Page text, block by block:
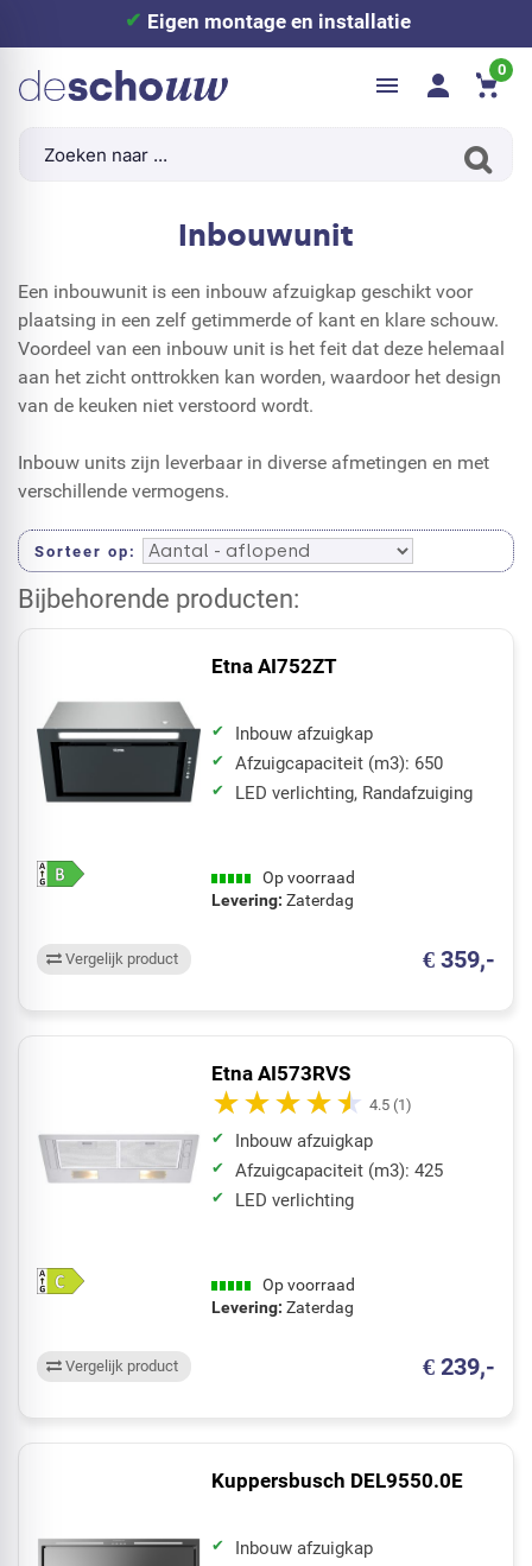
Eigen montage en installatie
0
Inbouwunit
Een inbouwunit is een inbouw afzuigkap geschikt voor
plaatsing in een zelf getimmerde of kant en klare schouw.
Voordeel van een inbouw unit is het feit dat deze helemaal
aan het zicht onttrokken kan worden, waardoor het design
van de keuken niet verstoord wordt.
Inbouw units zijn leverbaar in diverse afmetingen en met
verschillende vermogens.
Sorteer op
Etna AI752ZT
Inbouw afzuigkap
Afzuigcapaciteit (m3): 650
LED verlichting, Randafzuiging
Op voorraad
Levering: Zaterdag
€ 359,-
Vergelijk product
Etna AI573RVS
4.5 (1)
Inbouw afzuigkap
Afzuigcapaciteit (m3): 425
LED verlichting
Op voorraad
Levering: Zaterdag
€ 239,-
Vergelijk product
Kuppersbusch DEL9550.0E
Inbouw afzuigkap